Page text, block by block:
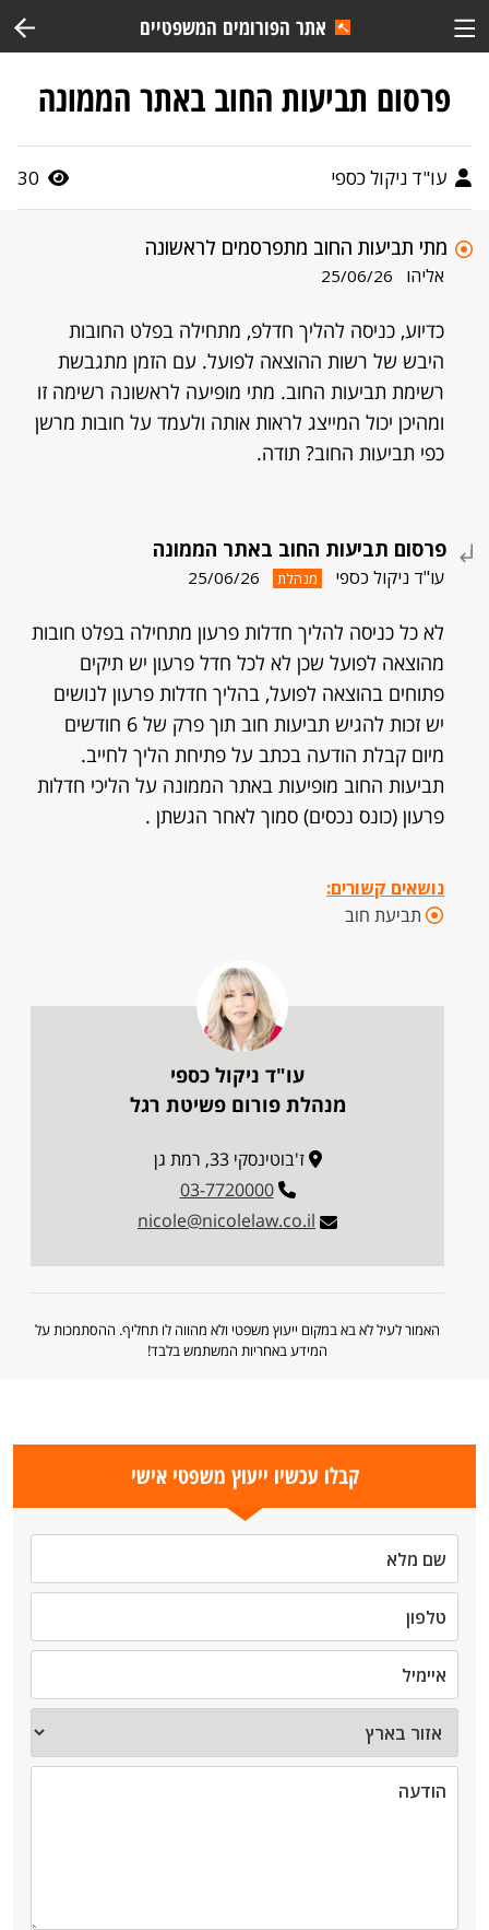
אתר הפורומים המשפטיים
פרסום תביעות החוב באתר הממונה
עו"ד ניקול כספי 30
מתי תביעות החוב מתפרסמים לראשונה
אליהו 25/06/26
כדיוע, כניסה להליך חדלפ, מתחילה בפלט החובות
היבש של רשות ההוצאה לפועל. עם הזמן מתגבשת
רשימת תביעות החוב. מתי מופיעה לראשונה רשימה זו
ומהיכן יכול המייצג לראות אותה ולעמד על חובות מרשן
כפי תביעות החוב? תודה.
פרסום תביעות החוב באתר הממונה
עו"ד ניקול כספי מנהלת 25/06/26
לא כל כניסה להליך חדלות פרעון מתחילה בפלט חובות
מהוצאה לפועל שכן לא לכל חדל פרעון יש תיקים
פתוחים בהוצאה לפועל, בהליך חדלות פרעון לנושים
יש זכות להגיש תביעות חוב תוך פרק של 6 חודשים
מיום קבלת הודעה בכתב על פתיחת הליך לחייב.
תביעות החוב מופיעות באתר הממונה על הליכי חדלות
פרעון (כונס נכסים) סמוך לאחר הגשתן .
נושאים קשורים:
תביעת חוב
עו"ד ניקול כספי
מנהלת פורום פשיטת רגל
ז'בוטינסקי 33, רמת גן
03-7720000
nicole@nicolelaw.co.il
האמור לעיל לא בא במקום ייעוץ משפטי ולא מהווה לו תחליף. ההסתמכות על
המידע באחריות המשתמש בלבד!
קבלו עכשיו ייעוץ משפטי אישי